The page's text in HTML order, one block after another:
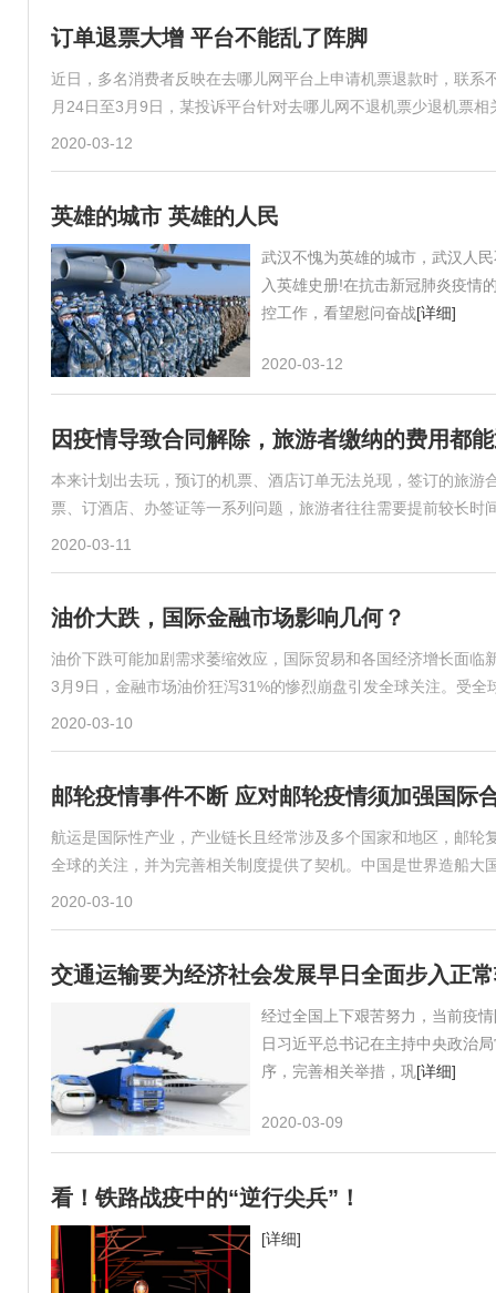
订单退票大增 平台不能乱了阵脚
近日，多名消费者反映在去哪儿网平台上申请机票退款时，联
月24日至3月9日，某投诉平台针对去哪儿网不退机票少退机票
2020-03-12
英雄的城市 英雄的人民
武汉不愧为英雄的城市，武汉人
入英雄史册!在抗击新冠肺炎疫情
控工作，看望慰问奋战[详细]
2020-03-12
因疫情导致合同解除，旅游者缴纳的费用都
本来计划出去玩，预订的机票、酒店订单无法兑现，签订的旅
票、订酒店、办签证等一系列问题，旅游者往往需要提前较长时
2020-03-11
油价大跌，国际金融市场影响几何？
油价下跌可能加剧需求萎缩效应，国际贸易和各国经济增长面
3月9日，金融市场油价狂泻31%的惨烈崩盘引发全球关注。受全
2020-03-10
邮轮疫情事件不断 应对邮轮疫情须加强国际
航运是国际性产业，产业链长且经常涉及多个国家和地区，邮
全球的关注，并为完善相关制度提供了契机。中国是世界造船大
2020-03-10
交通运输要为经济社会发展早日全面步入正
经过全国上下艰苦努力，当前疫
日习近平总书记在主持中央政治
序，完善相关举措，巩[详细]
2020-03-09
看！铁路战疫中的“逆行尖兵”！
[详细]